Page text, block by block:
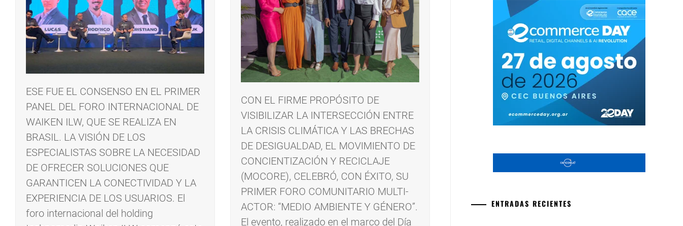
ESE FUE EL CONSENSO EN EL PRIMER
PANEL DEL FORO INTERNACIONAL DE
WAIKEN ILW, QUE SE REALIZA EN
BRASIL. LA VISIÓN DE LOS
ESPECIALISTAS SOBRE LA NECESIDAD
DE OFRECER SOLUCIONES QUE
GARANTICEN LA CONECTIVIDAD Y LA
EXPERIENCIA DE LOS USUARIOS. El
foro internacional del holding
CON EL FIRME PROPÓSITO DE
VISIBILIZAR LA INTERSECCIÓN ENTRE
LA CRISIS CLIMÁTICA Y LAS BRECHAS
DE DESIGUALDAD, EL MOVIMIENTO DE
CONCIENTIZACIÓN Y RECICLAJE
(MOCORE), CELEBRÓ, CON ÉXITO, SU
PRIMER FORO COMUNITARIO MULTI-
ACTOR: “MEDIO AMBIENTE Y GÉNERO”.
El evento, realizado en el marco del Día
ENTRADAS RECIENTES